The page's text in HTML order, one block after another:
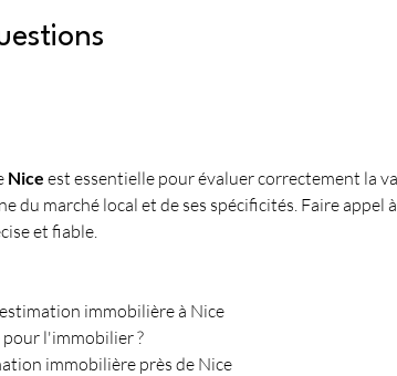
Nice est essentielle pour évaluer correctement la
du marché local et de ses spécificités. Faire appel
et fiable.
immobilière à Nice
l'immobilier ?
immobilière près de Nice